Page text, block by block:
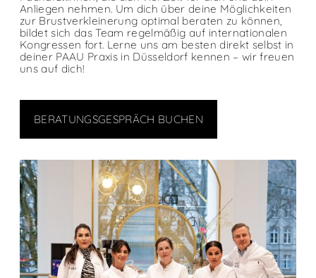
Anliegen nehmen. Um dich über deine Möglichkeiten
zur Brustverkleinerung optimal beraten zu können,
bildet sich das Team regelmäßig auf internationalen
Kongressen fort. Lerne uns am besten direkt selbst in
deiner PAAU Praxis in Düsseldorf kennen – wir freuen
uns auf dich!
BERATUNGSGESPRÄCH BUCHEN